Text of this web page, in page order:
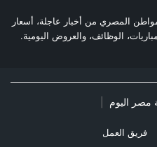
المصري من أخبار عاجلة، أسعار
الوظائف، والعروض اليومية.
مصر اليوم
فريق العمل